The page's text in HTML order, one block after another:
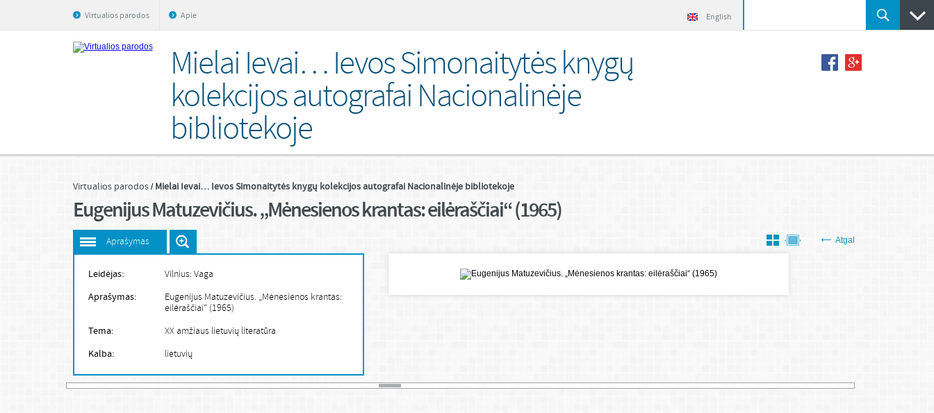
English
Virtualios parodos Apie
Mielai Ievai… Ievos Simonaitytės knygų
kolekcijos autografai Nacionalinėje
bibliotekoje
Virtualios parodos Mielai Ievai… Ievos Simonaitytės knygų kolekcijos autografai Nacionalinėje bibliotekoje
Eugenijus Matuzevičius. „Mėnesienos krantas: eilėraščiai“ (1965)
Aprašymas Atgal
Leidėjas: Vilnius: Vaga
Aprašymas:
Eugenijus Matuzevičius. „Mėnesienos krantas:
eilėraščiai“ (1965)
Tema: XX amžiaus lietuvių literatūra
Kalba: lietuvių